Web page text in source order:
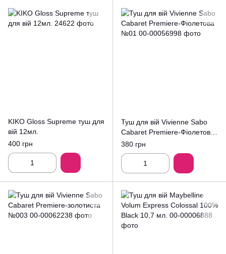
KIKO Gloss Supreme туш для
вій 12мл.
400 грн
Туш для вій Vivienne Sabo
Cabaret Premiere-Фіолетова
№01
380 грн